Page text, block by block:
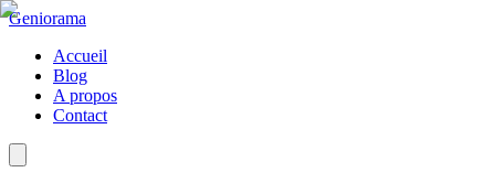
Geniorama
Accueil
Blog
A propos
Contact